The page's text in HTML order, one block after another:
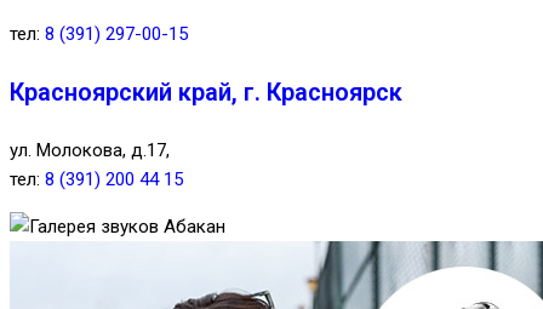
тел: 8 (391) 297-00-15
Красноярский край, г. Красноярск
ул. Молокова, д.17,
тел: 8 (391) 200 44 15